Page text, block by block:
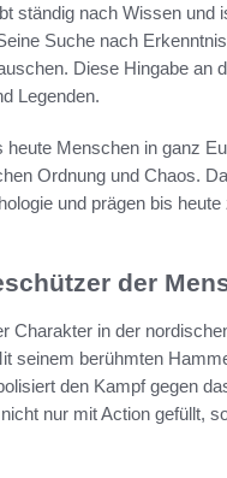
ständig nach Wissen und
Suche nach
Diese Hingabe an
Legenden.
heute Menschen in ganz
Ordnung und Chaos.
und prägen bis
der
Charakter in der
seinem berühmten
den Kampf gegen
nur mit Action gefüllt,